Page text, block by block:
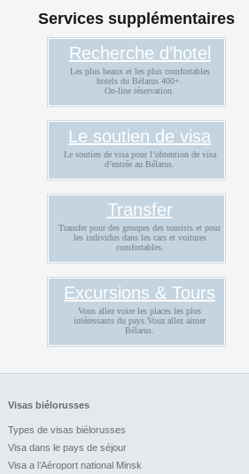
Services supplémentaires
Recherche d’hotel
Les plus beaux et les plus comfortables
hotels du Bélarus 400+.
On-line réservation.
Le soutien de visa
Le soutien de visa pour l’obtention de visa
d’entrée au Bélarus.
Transfer
Transfer pour des groupes des tourists et pour
les individus dans les cars et voitures
comfortables.
Excursions & Tours
Vous allez voire les places les plus
intéressants du pays.Vouz allez aimer
Bélarus.
Visas biélorusses
Types de visas biélorusses
Visa dans le pays de séjour
Visa a l’Aéroport national Minsk